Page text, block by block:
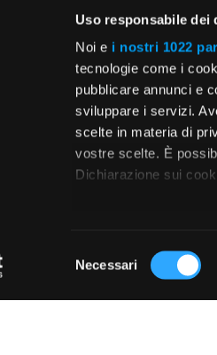
Uso responsabile dei
Noi e i nostri 1022
tecnologie come i
pubblicare annunci e
sviluppare i servizi.
scelte in materia di
vostre scelte. È
Dichiarazione sui
metro,
Identificare il
(impronte digitali).
del
Necessari
tecnici